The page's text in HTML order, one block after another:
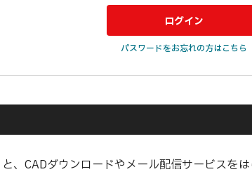
パスワードをお忘れの方はこちら
、CADダウンロードやメール配信サービスを